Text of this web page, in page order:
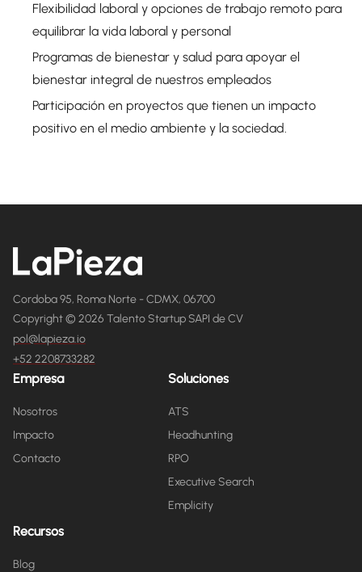
Flexibilidad laboral y opciones de trabajo remoto para
equilibrar la vida laboral y personal
Programas de bienestar y salud para apoyar el
bienestar integral de nuestros empleados
Participación en proyectos que tienen un impacto
positivo en el medio ambiente y la sociedad.
Cordoba 95, Roma Norte - CDMX, 06700
Copyright © 2026 Talento Startup SAPI de CV
pol@lapieza.io
+52 2208733282
Empresa
Nosotros
Impacto
Contacto
Soluciones
ATS
Headhunting
RPO
Executive Search
Emplicity
Recursos
Blog